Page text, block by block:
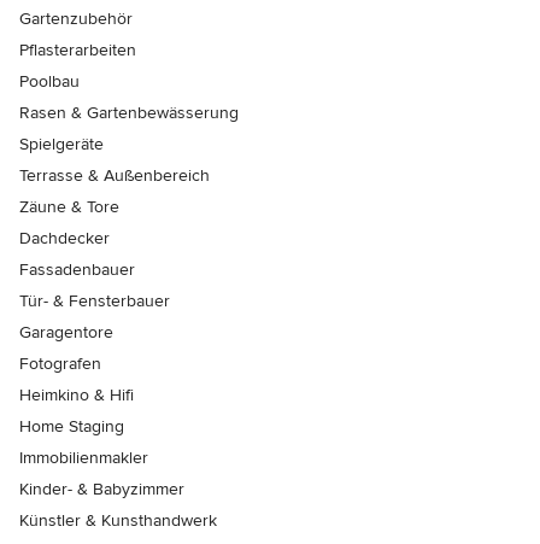
Gartenzubehör
Pflasterarbeiten
Poolbau
Rasen & Gartenbewässerung
Spielgeräte
Terrasse & Außenbereich
Zäune & Tore
Dachdecker
Fassadenbauer
Tür- & Fensterbauer
Garagentore
Fotografen
Heimkino & Hifi
Home Staging
Immobilienmakler
Kinder- & Babyzimmer
Künstler & Kunsthandwerk